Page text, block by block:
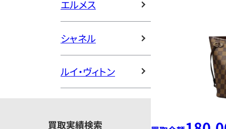
エルメス
シャネル
ルイ・ヴィトン
買取実績検索